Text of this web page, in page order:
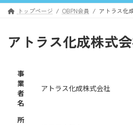
トップページ OBPN会員 アトラス化
アトラス化成株式
事
業
者
名
アトラス化成株式会社
所